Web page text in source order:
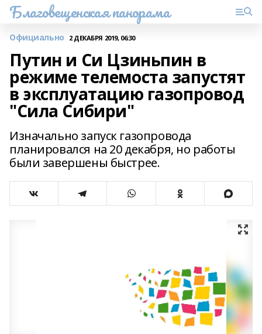
Благовещенская панорама
Официально 2 ДЕКАБРЯ 2019, 06:30
Путин и Си Цзиньпин в
режиме телемоста запустят
в эксплуатацию газопровод
"Сила Сибири"
Изначально запуск газопровода
планировался на 20 декабря, но работы
были завершены быстрее.